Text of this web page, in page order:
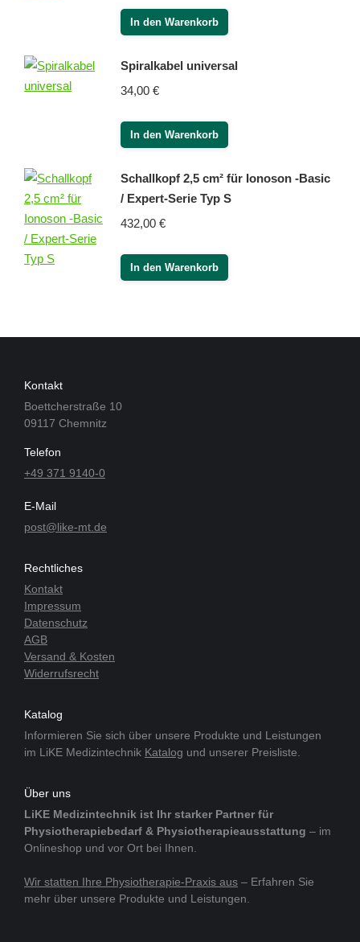
In den Warenkorb
Spiralkabel universal
34,00 €
In den Warenkorb
Schallkopf 2,5 cm² für Ionoson -Basic
/ Expert-Serie Typ S
432,00 €
In den Warenkorb
Kontakt
Boettcherstraße 10
09117 Chemnitz
Telefon
+49 371 9140-0
E-Mail
post@like-mt.de
Rechtliches
Kontakt
Impressum
Datenschutz
AGB
Versand & Kosten
Widerrufsrecht
Katalog
Informieren Sie sich über unsere Produkte und Leistungen
im LiKE Medizintechnik Katalog und unserer Preisliste.
Über uns
LiKE Medizintechnik ist Ihr starker Partner für
Physiotherapiebedarf & Physiotherapieausstattung – im
Onlineshop und vor Ort bei Ihnen.
Wir statten Ihre Physiotherapie-Praxis aus – Erfahren Sie
mehr über unsere Produkte und Leistungen.